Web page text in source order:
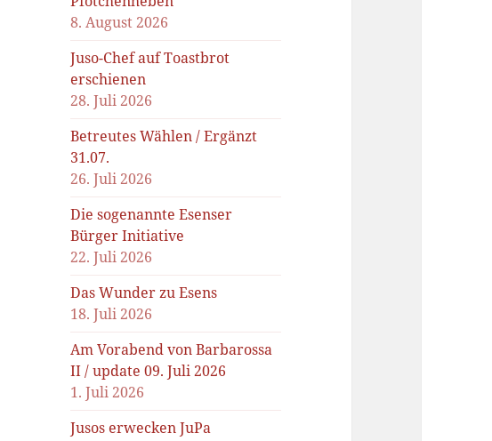
8. August 2026
Juso-Chef auf Toastbrot
erschienen
28. Juli 2026
Betreutes Wählen / Ergänzt
31.07.
26. Juli 2026
Die sogenannte Esenser
Bürger Initiative
22. Juli 2026
Das Wunder zu Esens
18. Juli 2026
Am Vorabend von Barbarossa
II / update 09. Juli 2026
1. Juli 2026
Jusos erwecken JuPa